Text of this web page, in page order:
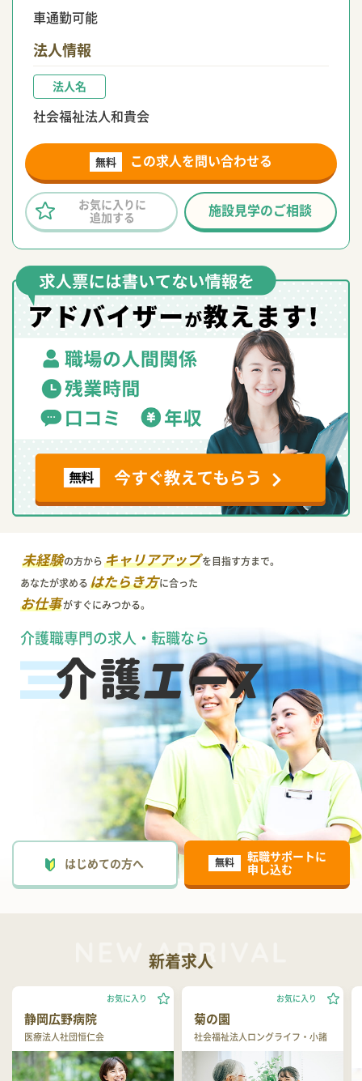
車通勤可能
法人情報
法人名
社会福祉法人和貴会
無料 この求人を問い合わせる
施設見学のご相談
お気に入りに
追加する
未経験の方からキャリアアップを目指す方まで。
あなたが求めるはたらき方に合った
お仕事がすぐにみつかる。
介護職専門の求人・転職なら
はじめての方へ 無料
転職サポートに
申し込む
新着求人
静岡広野病院
医療法人社団恒仁会
お気に入り
菊の園
社会福祉法人ロングライフ・小諸
お気に入り